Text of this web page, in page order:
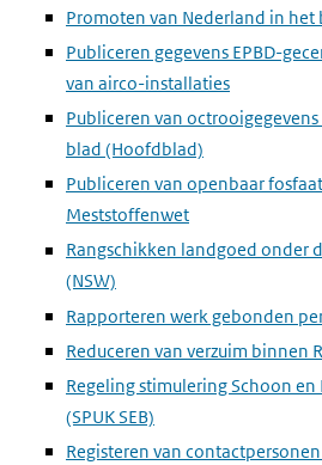
Promoten van Nederland in het
Publiceren gegevens EPBD-
van airco-installaties
Publiceren van
blad (Hoofdblad)
Publiceren van openbaar
Meststoffenwet
Rangschikken landgoed onder
(NSW)
Rapporteren werk gebonden
Reduceren van verzuim binnen
Regeling stimulering Schoon en
(SPUK SEB)
Registeren van